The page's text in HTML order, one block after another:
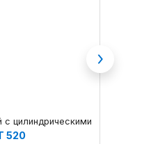
цилиндрическими роликами
520
Next